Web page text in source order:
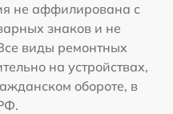
не аффилирована с
знаков и не
виды ремонтных
на устройствах,
обороте, в